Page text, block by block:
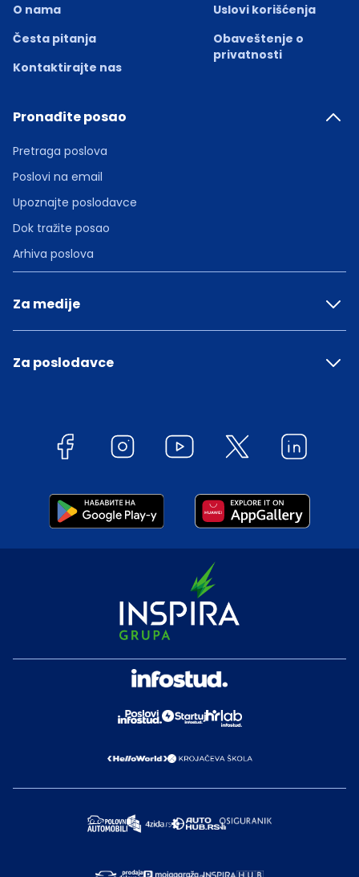
O nama
Česta pitanja
Kontaktirajte nas
Uslovi korišćenja
Obaveštenje o
privatnosti
Pronađite posao
Pretraga poslova
Poslovi na email
Upoznajte poslodavce
Dok tražite posao
Arhiva poslova
Za medije
Za poslodavce